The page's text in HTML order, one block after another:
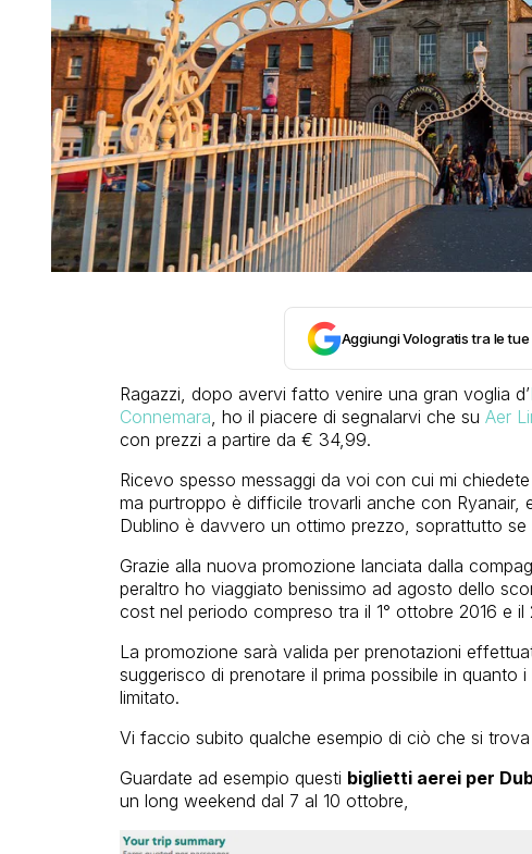
Aggiungi Vologratis tra le
Ragazzi, dopo avervi fatto venire una gran voglia d’
Connemara, ho il piacere di segnalarvi che su Aer
con prezzi a partire da € 34,99.
Ricevo spesso messaggi da voi con cui mi
ma purtroppo è difficile trovarli anche con
Dublino è davvero un ottimo prezzo, soprattutto se
Grazie alla nuova promozione lanciata dalla
peraltro ho viaggiato benissimo ad agosto dello
cost nel periodo compreso tra il 1° ottobre 2016 e il
La promozione sarà valida per prenotazioni
suggerisco di prenotare il prima possibile in quanto
limitato.
Vi faccio subito qualche esempio di ciò che si
Guardate ad esempio questi biglietti aerei per
un long weekend dal 7 al 10 ottobre,